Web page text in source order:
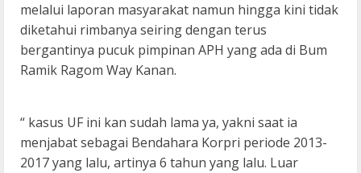
melalui laporan masyarakat namun hingga kini tidak
diketahui rimbanya seiring dengan terus
bergantinya pucuk pimpinan APH yang ada di Bum
Ramik Ragom Way Kanan.
“ kasus UF ini kan sudah lama ya, yakni saat ia
menjabat sebagai Bendahara Korpri periode 2013-
2017 yang lalu, artinya 6 tahun yang lalu. Luar